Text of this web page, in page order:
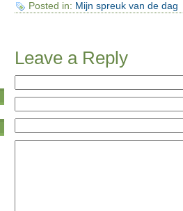
Posted in: Mijn spreuk van de dag
Leave a Reply